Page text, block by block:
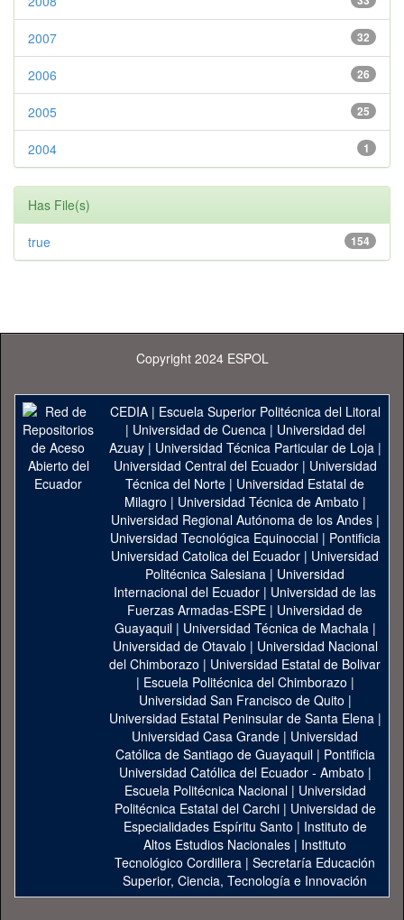
32
2007
26
2006
25
2005
1
2004
Has File(s)
154
true
Copyright 2024 ESPOL
CEDIA| Escuela Superior Politécnica del Litoral
| Universidad de Cuenca| Universidad del
Azuay| Universidad Técnica Particular de Loja|
Universidad Central del Ecuador| Universidad
Técnica del Norte | Universidad Estatal de
Milagro | Universidad Técnica de Ambato |
Universidad Regional Autónoma de los Andes|
Universidad Tecnológica Equinoccial| Pontificia
Universidad Catolica del Ecuador | Universidad
Politécnica Salesiana | Universidad
Internacional del Ecuador | Universidad de las
Fuerzas Armadas-ESPE | Universidad de
Guayaquil| Universidad Técnica de Machala|
Universidad de Otavalo | Universidad Nacional
del Chimborazo | Universidad Estatal de Bolivar
| Escuela Politécnica del Chimborazo |
Universidad San Francisco de Quito |
Universidad Estatal Peninsular de Santa Elena|
Universidad Casa Grande | Universidad
Católica de Santiago de Guayaquil| Pontificia
Universidad Católica del Ecuador - Ambato |
Escuela Politécnica Nacional| Universidad
Politécnica Estatal del Carchi| Universidad de
Especialidades Espíritu Santo | Instituto de
Altos Estudios Nacionales | Instituto
Tecnológico Cordillera | Secretaría Educación
Superior, Ciencia, Tecnología e Innovación